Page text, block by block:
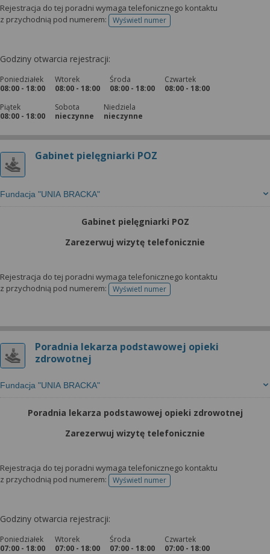
Rejestracja do tej poradni wymaga telefonicznego kontaktu
z przychodnią pod numerem:
Wyświetl numertelefonu do rejestracji
Godziny otwarcia rejestracji:
Poniedziałek
08:00 - 18:00
Wtorek
08:00 - 18:00
Środa
08:00 - 18:00
Czwartek
08:00 - 18:00
Piątek
08:00 - 18:00
Sobota
nieczynne
Niedziela
nieczynne
Gabinet pielęgniarki POZ
Fundacja "UNIA BRACKA"
Gabinet pielęgniarki POZ
Zarezerwuj wizytę telefonicznie
Rejestracja do tej poradni wymaga telefonicznego kontaktu
z przychodnią pod numerem:
Wyświetl numertelefonu do rejestracji
Poradnia lekarza podstawowej opieki
zdrowotnej
Fundacja "UNIA BRACKA"
Poradnia lekarza podstawowej opieki zdrowotnej
Zarezerwuj wizytę telefonicznie
Rejestracja do tej poradni wymaga telefonicznego kontaktu
z przychodnią pod numerem:
Wyświetl numertelefonu do rejestracji
Godziny otwarcia rejestracji:
Poniedziałek
07:00 - 18:00
Wtorek
07:00 - 18:00
Środa
07:00 - 18:00
Czwartek
07:00 - 18:00